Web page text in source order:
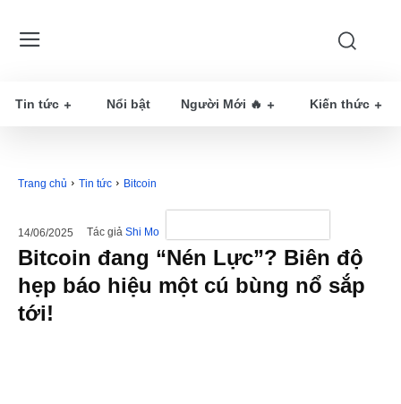
Tin tức Nổi bật Người Mới 🔥 Kiến thức
Trang chủ Tin tức Bitcoin
14/06/2025 Tác giả Shi Mo
Bitcoin đang “Nén Lực”? Biên độ
hẹp báo hiệu một cú bùng nổ sắp
tới!